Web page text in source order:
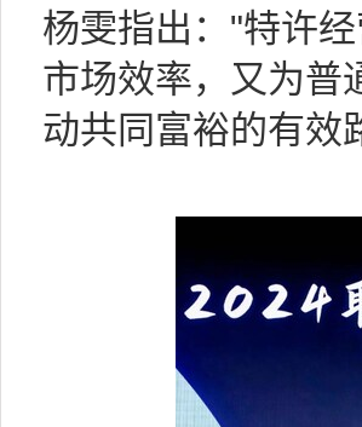
杨雯指出："特许
市场效率，又为普
动共同富裕的有效